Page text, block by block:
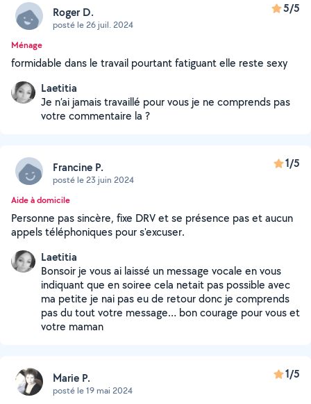
Roger D.
posté le 26 juil. 2024
5/5
Ménage
formidable dans le travail pourtant fatiguant elle reste sexy
Laetitia
Je n’ai jamais travaillé pour vous je ne comprends pas
votre commentaire la ?
Francine P.
posté le 23 juin 2024
1/5
Aide à domicile
Personne pas sincère, fixe DRV et se présence pas et aucun
appels téléphoniques pour s'excuser.
Laetitia
Bonsoir je vous ai laissé un message vocale en vous
indiquant que en soiree cela netait pas possible avec
ma petite je nai pas eu de retour donc je comprends
pas du tout votre message… bon courage pour vous et
votre maman
Marie P.
posté le 19 mai 2024
1/5